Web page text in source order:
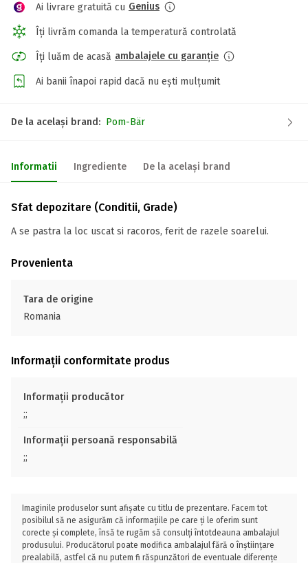
Ai livrare gratuită cu Genius
Îți livrăm comanda la temperatură controlată
Îți luăm de acasă ambalajele cu garanție
Ai banii înapoi rapid dacă nu ești mulțumit
De la același brand: Pom-Bär
Informatii Ingrediente De la același brand
Sfat depozitare (Conditii, Grade)
A se pastra la loc uscat si racoros, ferit de razele soarelui.
Provenienta
Tara de origine
Romania
Informații conformitate produs
Informații producător
;;
Informații persoană responsabilă
;;
Imaginile produselor sunt afișate cu titlu de prezentare. Facem tot
posibilul să ne asigurăm că informațiile pe care ți le oferim sunt
corecte și complete, însă te rugăm să consulți întotdeauna ambalajul
produsului. Producătorul poate modifica ambalajul fără o înștiințare
prealabilă, astfel că nu putem fi răspunzători de eventuale diferențe